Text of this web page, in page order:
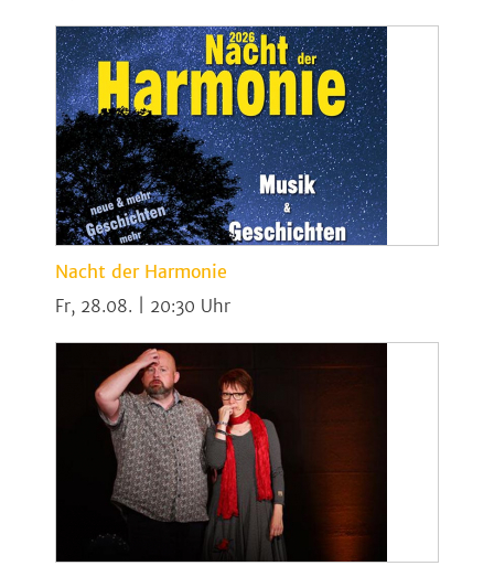
Nacht der Harmonie
Fr, 28.08. | 20:30